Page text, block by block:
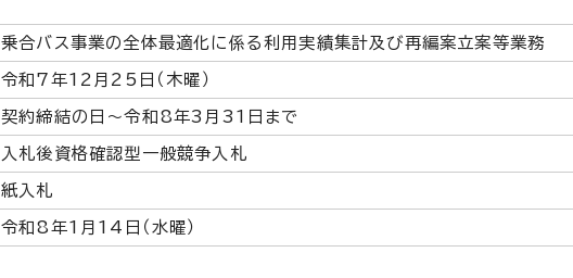
乗合バス事業の全体最適化に係る利用実績集計及び再編案立案等業務
令和7年12月25日（木曜）
契約締結の日～令和8年3月31日まで
入札後資格確認型一般競争入札
紙入札
令和8年1月14日（水曜）